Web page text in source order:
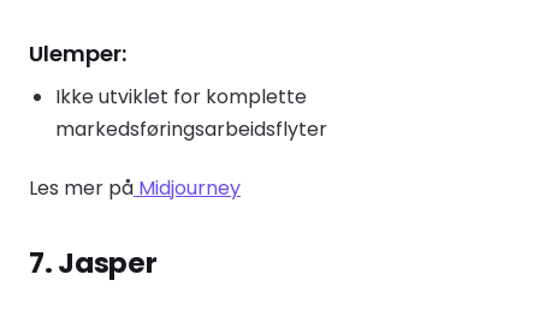
Ulemper:
Ikke utviklet for komplette
markedsføringsarbeidsflyter
Les mer på Midjourney
7. Jasper